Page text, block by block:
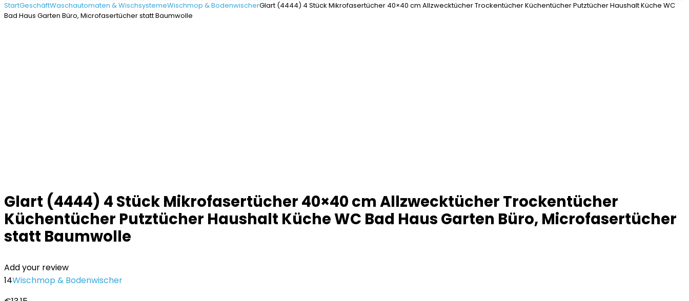
StartGeschäftWaschautomaten & WischsystemeWischmop & BodenwischerGlart (4444) 4 Stück Mikrofasertücher 40×40 cm Allzwecktücher Trockentücher Küchentücher Putztücher Haushalt Küche WC
Bad Haus Garten Büro, Microfasertücher statt Baumwolle
Glart (4444) 4 Stück Mikrofasertücher 40×40 cm Allzwecktücher Trockentücher
Küchentücher Putztücher Haushalt Küche WC Bad Haus Garten Büro, Microfasertücher
statt Baumwolle
Add your review
14Wischmop & Bodenwischer